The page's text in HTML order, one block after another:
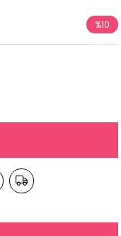
%10
İndirim